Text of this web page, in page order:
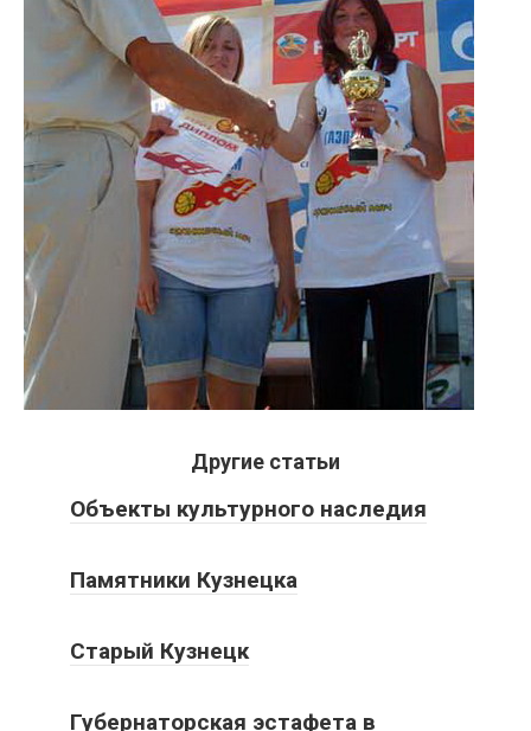
Другие статьи
Объекты культурного наследия
Памятники Кузнецка
Старый Кузнецк
Губернаторская эстафета в